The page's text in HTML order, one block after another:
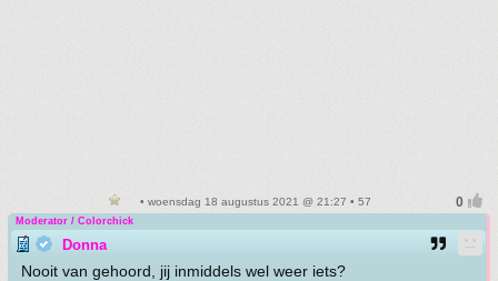
• woensdag 18 augustus 2021 @ 21:27 • 57
Moderator / Colorchick
Donna
Nooit van gehoord, jij inmiddels wel weer iets?